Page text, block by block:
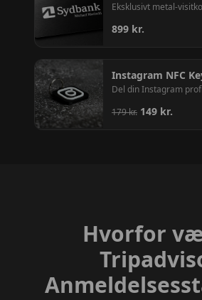
Eksklusivt metal-
899 kr.
Instagram NFC
Del din Instagram
179kr. 149 kr.
Hvorfor